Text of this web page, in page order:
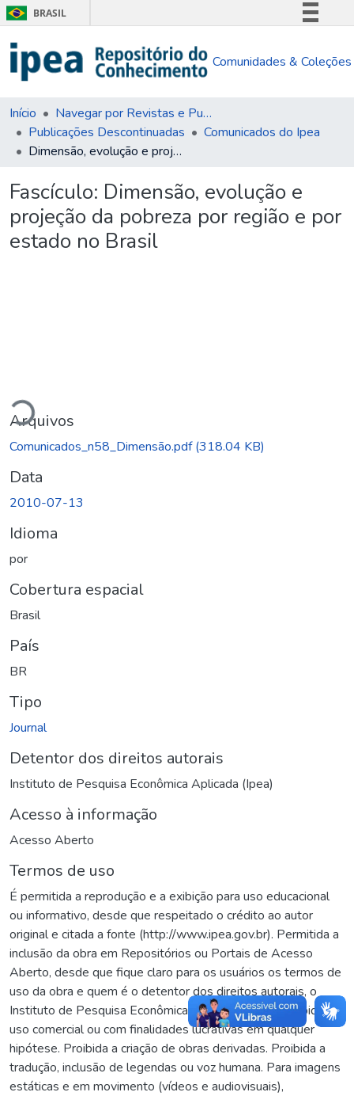
BRASIL
Comunica BR
Legislação
Comunidades & Coleções
Início
Navegar por Revistas e Publicações Seriadas
Publicações Descontinuadas
Comunicados do Ipea
Dimensão, evolução e projeção da pobreza por região e por estado no Brasil
Fascículo: Dimensão, evolução e
projeção da pobreza por região e por
estado no Brasil
Carregando...
Arquivos
Comunicados_n58_Dimensão.pdf(318.04 KB)
Data
2010-07-13
Idioma
por
Cobertura espacial
Brasil
País
BR
Tipo
Journal
Detentor dos direitos autorais
Instituto de Pesquisa Econômica Aplicada (Ipea)
Acesso à informação
Acesso Aberto
Termos de uso
É permitida a reprodução e a exibição para uso educacional
ou informativo, desde que respeitado o crédito ao autor
original e citada a fonte (http://www.ipea.gov.br). Permitida a
inclusão da obra em Repositórios ou Portais de Acesso
Aberto, desde que fique claro para os usuários os termos de
uso da obra e quem é o detentor dos direitos autorais, o
Instituto de Pesquisa Econômica Aplicada (Ipea). Proibido o
uso comercial ou com finalidades lucrativas em qualquer
hipótese. Proibida a criação de obras derivadas. Proibida a
tradução, inclusão de legendas ou voz humana. Para imagens
estáticas e em movimento (vídeos e audiovisuais),